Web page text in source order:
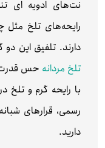
نت‌های ادویه‌ ای
رایحه‌های تلخ مثل
دارند. تلفیق این
تلخ مردانه حس قدرت،
با رایحه گرم و
رسمی، قرارهای
دارید.